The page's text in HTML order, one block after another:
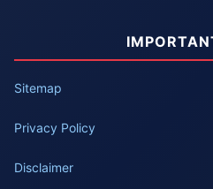
Sitemap
Privacy Policy
Disclaimer